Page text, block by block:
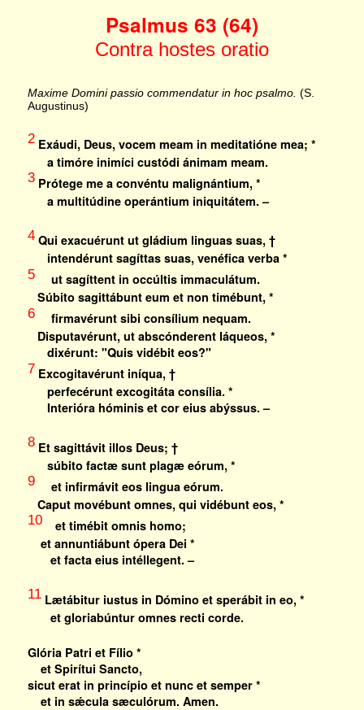
Psalmus 63 (64)
Contra hostes oratio
Maxime Domini passio commendatur in hoc psalmo. (S.
Augustinus)
2Exáudi, Deus, vocem meam in meditatióne mea; *
a timóre inimíci custódi ánimam meam.
3Prótege me a convéntu malignántium, *
a multitúdine operántium iniquitátem. –
4Qui exacuérunt ut gládium linguas suas, †
intendérunt sagíttas suas, venéfica verba *
5ut sagíttent in occúltis immaculátum.
Súbito sagittábunt eum et non timébunt, *
6firmavérunt sibi consílium nequam.
Disputavérunt, ut abscónderent láqueos, *
dixérunt: "Quis vidébit eos?"
7 Excogitavérunt iníqua, †
perfecérunt excogitáta consília. *
Interióra hóminis et cor eius abýssus. –
8Et sagittávit illos Deus; †
súbito factæ sunt plagæ eórum, *
9et infirmávit eos lingua eórum.
Caput movébunt omnes, qui vidébunt eos, *
10et timébit omnis homo;
et annuntiábunt ópera Dei *
et facta eius intéllegent. –
11Lætábitur iustus in Dómino et sperábit in eo, *
et gloriabúntur omnes recti corde.
Glória Patri et Fílio *
et Spirítui Sancto,
sicut erat in princípio et nunc et semper *
et in sǽcula sæculórum. Amen.